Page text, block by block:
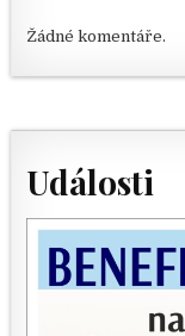
Žádné komentáře.
Události